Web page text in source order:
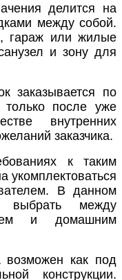
делится на
между собой.
, гараж или жилые
и зону для
заказывается по
после уже
внутренних
заказчика.
к таким
укомплектоваться
В данном
выбрать между
и домашним
возможен как под
конструкции.